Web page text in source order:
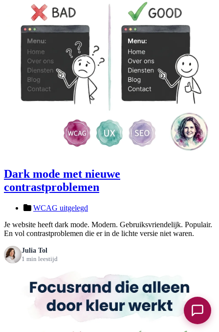
Dark mode met nieuwe
contrastproblemen
WCAG uitgelegd
Je website heeft dark mode. Modern. Gebruiksvriendelijk. Populair.
En vol contrastproblemen die er in de lichte versie niet waren.
Julia Tol
1 min leestijd
Chat